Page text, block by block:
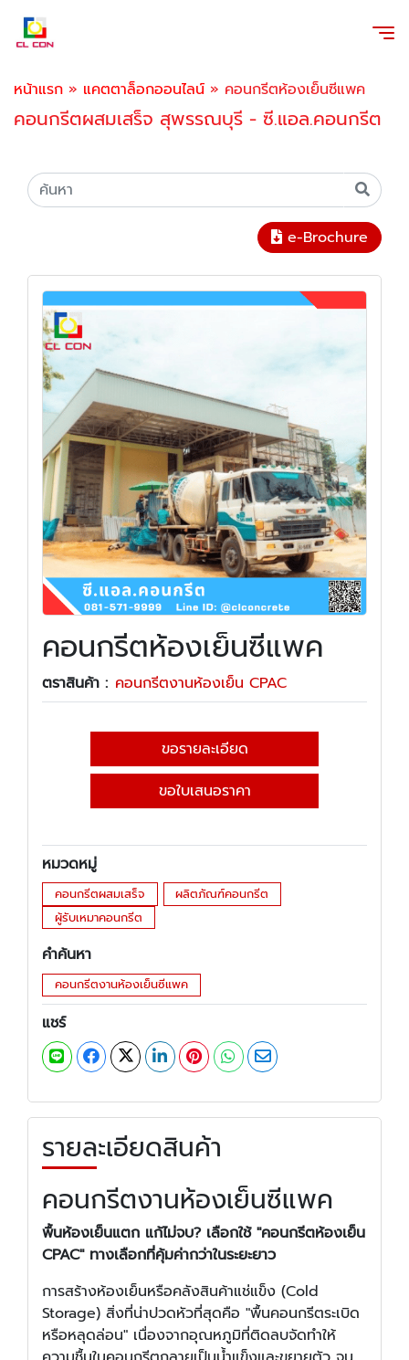
หน้าแรก » แคตตาล็อกออนไลน์ » คอนกรีตห้องเย็นซีแพค
คอนกรีตผสมเสร็จ สุพรรณบุรี - ซี.แอล.คอนกรีต
e-Brochure
คอนกรีตห้องเย็นซีแพค
ตราสินค้า : คอนกรีตงานห้องเย็น CPAC
ขอรายละเอียด
ขอใบเสนอราคา
หมวดหมู่
คอนกรีตผสมเสร็จ
ผลิตภัณฑ์คอนกรีต
ผู้รับเหมาคอนกรีต
คำค้นหา
คอนกรีตงานห้องเย็นซีแพค
แชร์
รายละเอียดสินค้า
คอนกรีตงานห้องเย็นซีแพค
พื้นห้องเย็นแตก แก้ไม่จบ? เลือกใช้ "คอนกรีตห้องเย็น
CPAC" ทางเลือกที่คุ้มค่ากว่าในระยะยาว
การสร้างห้องเย็นหรือคลังสินค้าแช่แข็ง (Cold
Storage) สิ่งที่น่าปวดหัวที่สุดคือ "พื้นคอนกรีตระเบิด
หรือหลุดล่อน" เนื่องจากอุณหภูมิที่ติดลบจัดทำให้